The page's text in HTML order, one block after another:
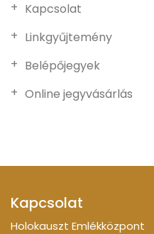
Kapcsolat
Linkgyűjtemény
Belépőjegyek
Online jegyvásárlás
Kapcsolat
Holokauszt Emlékközpont